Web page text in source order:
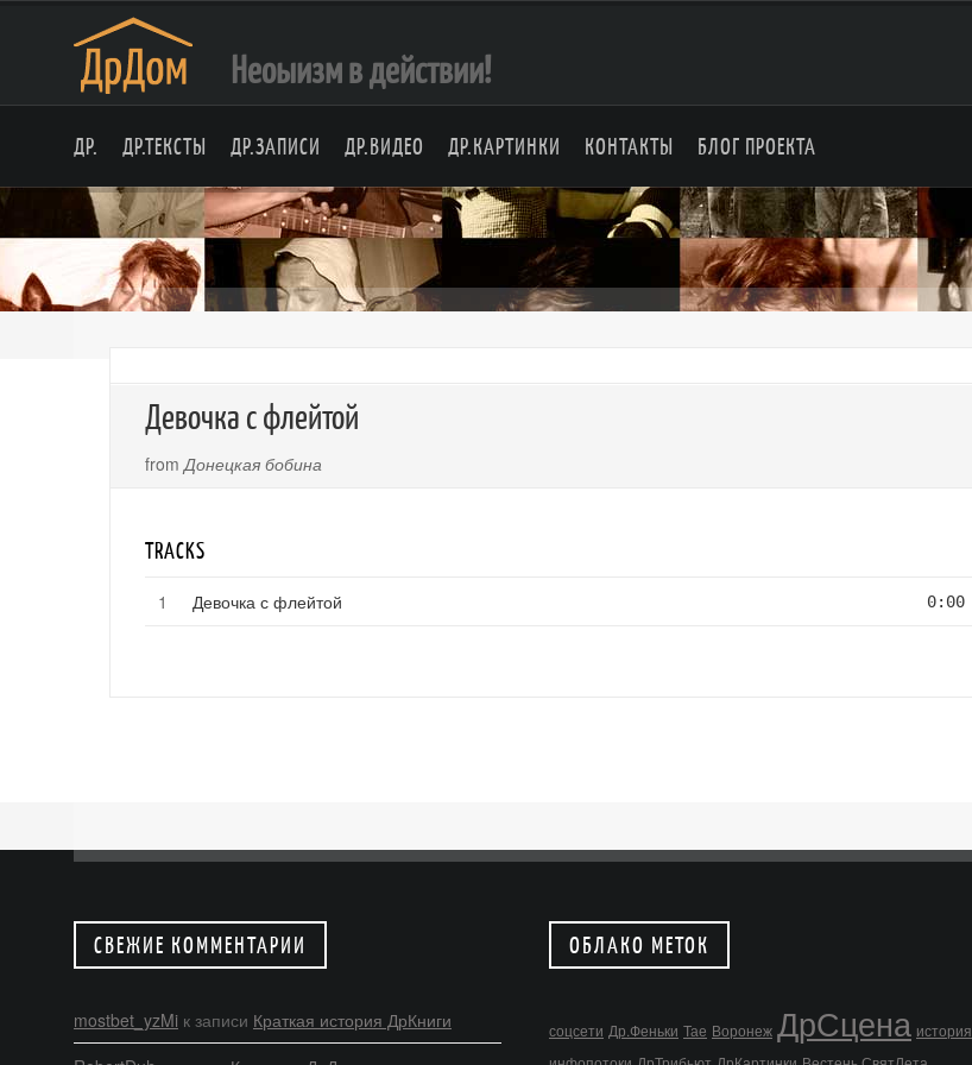
Неоыизм в действии!
ДР. ДР.ТЕКСТЫ ДР.ЗАПИСИ ДР.ВИДЕО ДР.КАРТИНКИ КОНТАКТЫ БЛОГ ПРОЕКТА
Девочка с флейтой
from Донецкая бобина
TRACKS
Девочка с флейтой 0:00
СВЕЖИЕ КОММЕНТАРИИ
mostbet_yzMi к записи Краткая история ДрКниги
ОБЛАКО МЕТОК
соцсети Др.Феньки Тае Воронеж ДрСцена история